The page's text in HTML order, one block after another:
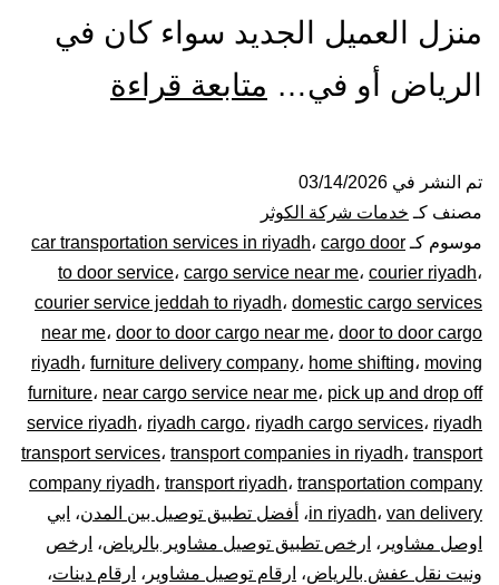
منزل العميل الجديد سواء كان في
الرياض أو في… متابعة قراءة
بالرياض|
–
توصيل
نقل
البضائع
تم النشر في 03/14/2026
مصنف كـ خدمات شركة الكوثر
موسوم كـ
car transportation services in riyadh، cargo door
to door service، cargo service near me، courier riyadh،
courier service jeddah to riyadh، domestic cargo services
near me، door to door cargo near me، door to door cargo
riyadh، furniture delivery company، home shifting، moving
furniture، near cargo service near me، pick up and drop off
service riyadh، riyadh cargo، riyadh cargo services، riyadh
transport services، transport companies in riyadh، transport
company riyadh، transport riyadh، transportation company
in riyadh، van delivery ، أفضل تطبيق توصيل بين المدن، ابي
اوصل مشاوير ، ارخص تطبيق توصيل مشاوير بالرياض، ارخص
ونيت نقل عفش بالرياض، ارقام توصيل مشاوير ، ارقام دينات،